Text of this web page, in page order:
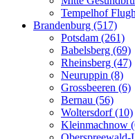
Tempelhof
Brandenburg (517)
Potsdam (261)
Babelsberg (69)
Rheinsberg (47)
Neuruppin (8)
Grossbeeren (6)
Bernau (56)
Woltersdorf (10)
Kleinmachnow